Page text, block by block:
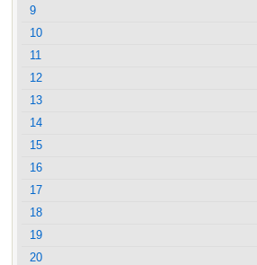
9
10
11
12
13
14
15
16
17
18
19
20